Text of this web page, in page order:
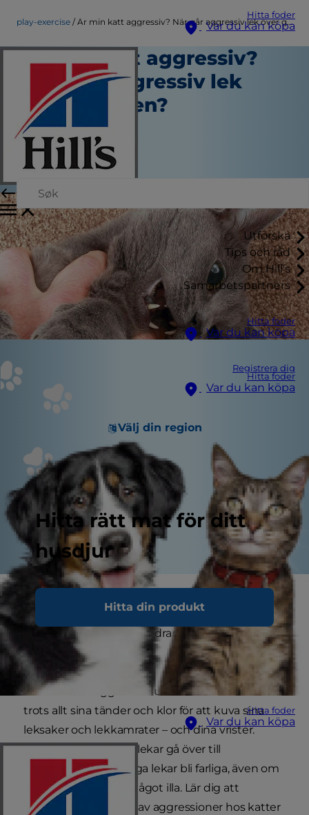
Hitta foder
Var du kan köpa
Utforska
Tips och råd
Om Hill's
Samarbetspartners
Hitta foder
Var du kan köpa
Registrera dig
Hitta foder
Var du kan köpa
Välj din region
Hitta rätt mat för ditt
husdjur
Hitta din produkt
Hitta foder
Var du kan köpa
play-exercise Är min katt aggressiv? När går aggressiv lek över gränsen?
Är min katt aggressiv?
När går aggressiv lek
över gränsen?
Lek och Motion
Amy Shojai
Juni 01, 2022
Som kattälskare har du säkerligen sett din katt
leka aggressivt och därmed fått några rivmärken
på köpet. Men ibland undrar du säkert: Är min
katt
aggressiv?
Kattlekar ser aggressiva ut. Katter använder
trots allt sina tänder och klor för att kuva sina
leksaker och lekkamrater – och dina vrister.
Ibland kan oskyldiga lekar gå över till
aggressivitet och roliga lekar bli farliga, även om
din katt inte menar något illa. Lär dig att
identifiera olika typer av aggressioner hos katter